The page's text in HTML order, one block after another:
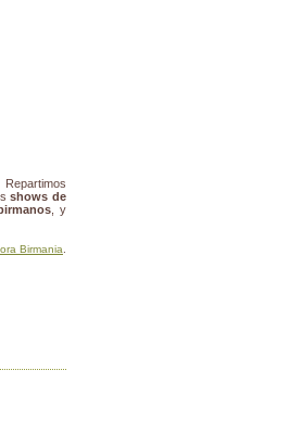
Repartimos
shows de
, y
Birmania